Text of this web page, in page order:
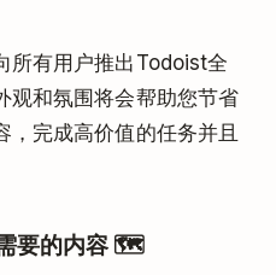
所有用户推出Todoist全
观和氛围将会帮助您节省
完成高价值的任务并且
要的内容 🗺️